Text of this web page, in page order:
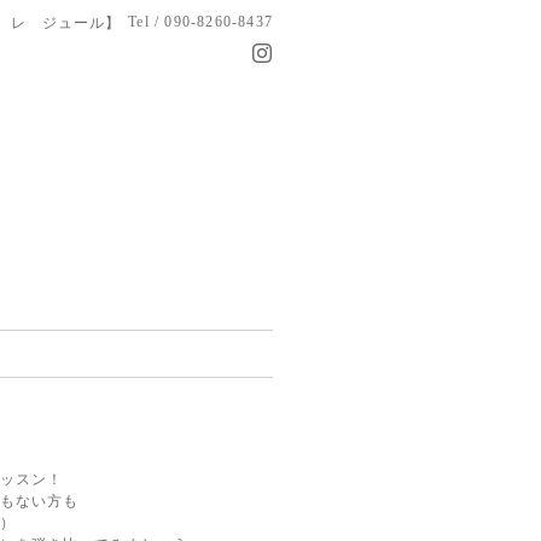
レ ジュール】 Tel / 090-8260-8437
スン！
ない方も